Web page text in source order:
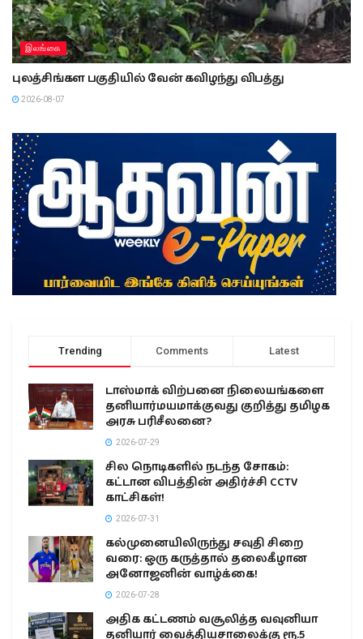
இலங்கை
புலத்சிங்கள பகுதியில் வேன் கவிழந்து விபத்து
2026-08-07
Trending Comments Latest
டாஸ்மாக் விற்பனை நிலையங்களை
தனியார்மயமாக்குவது குறித்து தமிழக
அரசு பரிசீலனை?
2026-07-29
சில நொடிகளில் நடந்த சோகம்:
கட்டான விபத்தின் அதிர்ச்சி CCTV
காட்சிகள்!
2026-07-31
கல்முனையிலிருந்து சவுதி சிறை
வரை: ஒரு கருத்தால் தலைகீழான
அனோஜனின் வாழ்க்கை!
2026-07-28
அதிக கட்டணம் வசூலித்த வவுனியா
தனியார் வைத்தியசாலைக்கு ரூ.5